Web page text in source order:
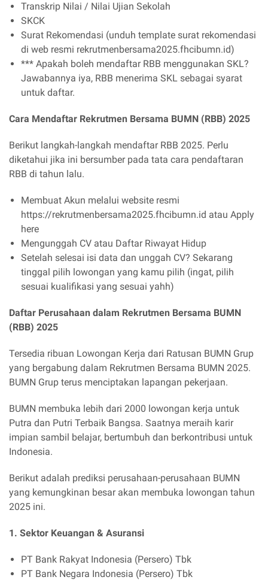
Transkrip Nilai / Nilai Ujian Sekolah
SKCK
Surat Rekomendasi (unduh template surat rekomendasi
di web resmi rekrutmenbersama2025.fhcibumn.id)
*** Apakah boleh mendaftar RBB menggunakan SKL?
Jawabannya iya, RBB menerima SKL sebagai syarat
untuk daftar.
Cara Mendaftar Rekrutmen Bersama BUMN (RBB) 2025
Berikut langkah-langkah mendaftar RBB 2025. Perlu
diketahui jika ini bersumber pada tata cara pendaftaran
RBB di tahun lalu.
Membuat Akun melalui website resmi
https://rekrutmenbersama2025.fhcibumn.id atau Apply
here
Mengunggah CV atau Daftar Riwayat Hidup
Setelah selesai isi data dan unggah CV? Sekarang
tinggal pilih lowongan yang kamu pilih (ingat, pilih
sesuai kualifikasi yang sesuai yahh)
Daftar Perusahaan dalam Rekrutmen Bersama BUMN
(RBB) 2025
Tersedia ribuan Lowongan Kerja dari Ratusan BUMN Grup
yang bergabung dalam Rekrutmen Bersama BUMN 2025.
BUMN Grup terus menciptakan lapangan pekerjaan.
BUMN membuka lebih dari 2000 lowongan kerja untuk
Putra dan Putri Terbaik Bangsa. Saatnya meraih karir
impian sambil belajar, bertumbuh dan berkontribusi untuk
Indonesia.
Berikut adalah prediksi perusahaan-perusahaan BUMN
yang kemungkinan besar akan membuka lowongan tahun
2025 ini.
1. Sektor Keuangan & Asuransi
PT Bank Rakyat Indonesia (Persero) Tbk
PT Bank Negara Indonesia (Persero) Tbk